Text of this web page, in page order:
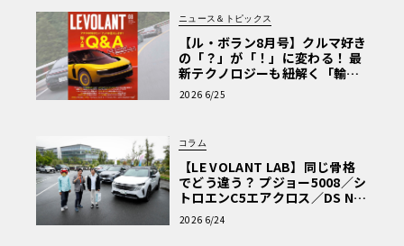
ニュース＆トピックス
【ル・ボラン8月号】クルマ好き
の「？」が「！」に変わる！ 最
新テクノロジーも紐解く「輸入
車Q&A」
2026 6/25
コラム
【LE VOLANT LAB】同じ骨格
でどう違う？ プジョー5008／シ
トロエンC5エアクロス／DS Nº4
読者一気乗りレポート
2026 6/24